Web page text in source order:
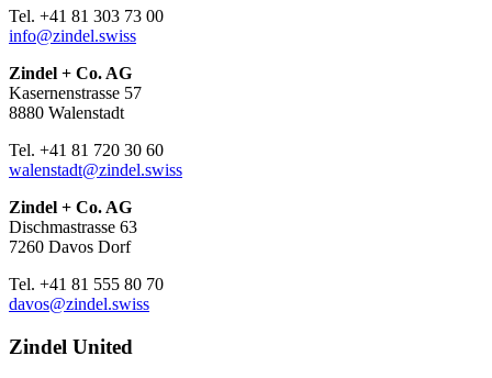
Tel. +41 81 303 73 00
info@zindel.swiss
Zindel + Co. AG
Kasernenstrasse 57
8880 Walenstadt
Tel. +41 81 720 30 60
walenstadt@zindel.swiss
Zindel + Co. AG
Dischmastrasse 63
7260 Davos Dorf
Tel. +41 81 555 80 70
davos@zindel.swiss
Zindel United